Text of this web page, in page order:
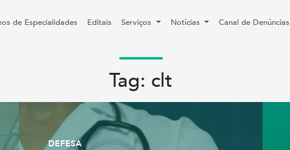
de Especialidades Editais Serviços Notícias Canal de Denúncias
Tag: clt
DEFESA